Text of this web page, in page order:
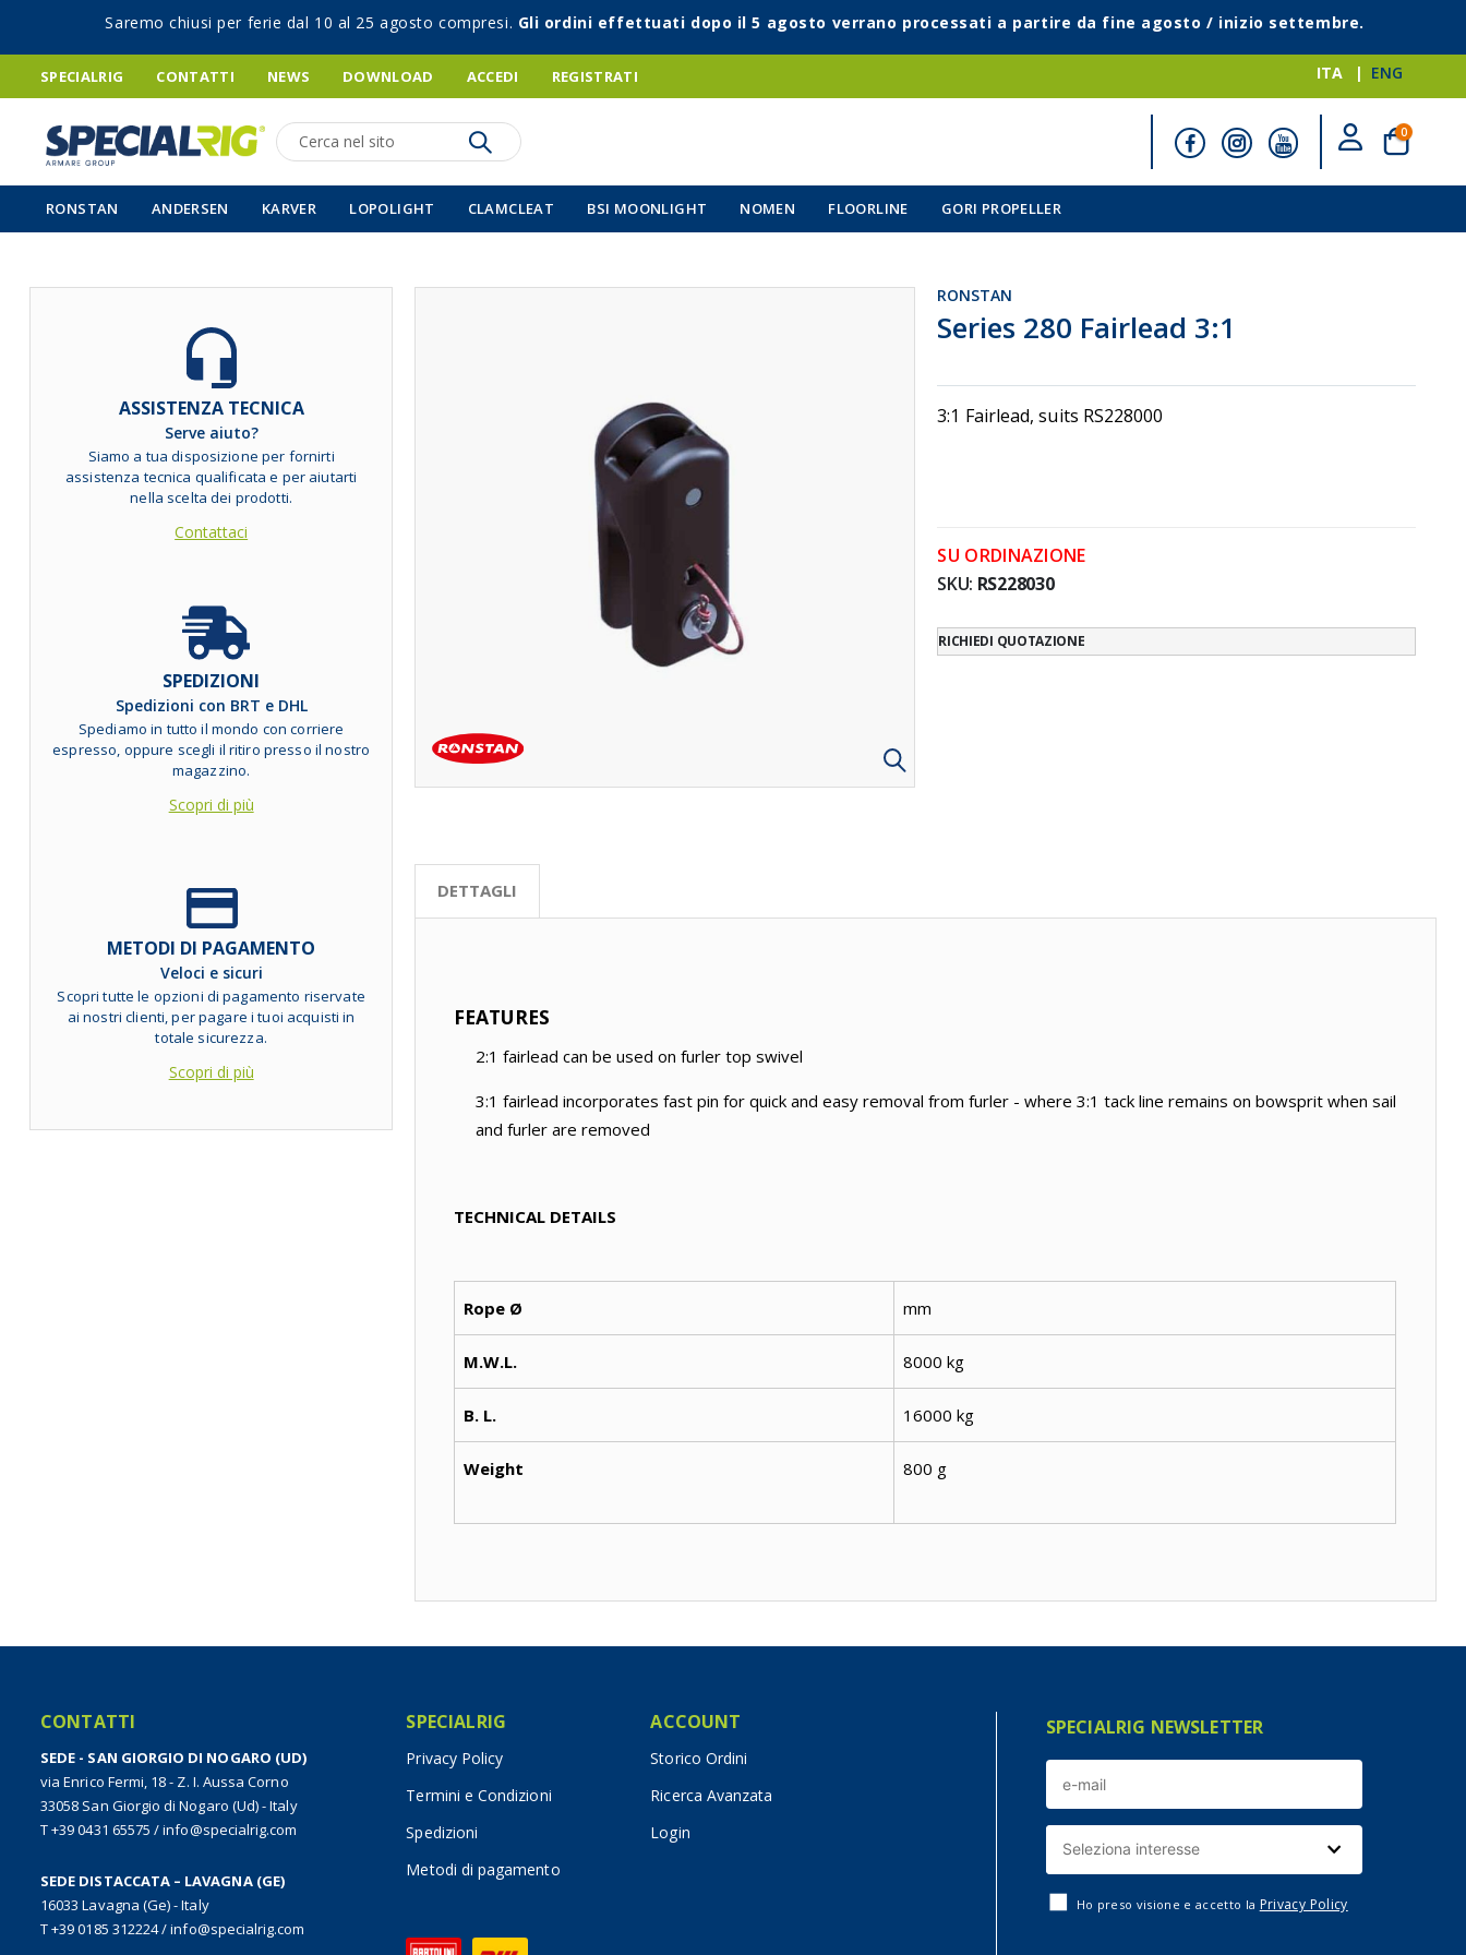
Saremo chiusi per ferie dal 10 al 25 agosto compresi. Gli ordini effettuati dopo il 5 agosto verrano processati a partire da fine agosto / inizio settembre.
ITA ENG
SPECIALRIG CONTATTI NEWS DOWNLOAD ACCEDI REGISTRATI
Ricerca
Cart
0elementi
RONSTAN ANDERSEN KARVER LOPOLIGHT CLAMCLEAT BSI MOONLIGHT NOMEN FLOORLINE GORI PROPELLER
all'inizio
immagini
RONSTAN
Series 280 Fairlead 3:1
3:1 Fairlead, suits RS228000
RICHIEDI QUOTAZIONE
SU ORDINAZIONE
SKU RS228030
DETTAGLI
FEATURES
2:1 fairlead can be used on furler top swivel
3:1 fairlead incorporates fast pin for quick and easy removal from furler - where 3:1 tack line remains on bowsprit when sail
and furler are removed
TECHNICAL DETAILS
Rope Ø mm
M.W.L. 8000 kg
B. L. 16000 kg
Weight 800 g
ASSISTENZA TECNICA
Serve aiuto?
Siamo a tua disposizione per fornirti
assistenza tecnica qualificata e per aiutarti
nella scelta dei prodotti.
Contattaci
SPEDIZIONI
Spedizioni con BRT e DHL
Spediamo in tutto il mondo con corriere
espresso, oppure scegli il ritiro presso il nostro
magazzino.
Scopri di più
METODI DI PAGAMENTO
Veloci e sicuri
Scopri tutte le opzioni di pagamento riservate
ai nostri clienti, per pagare i tuoi acquisti in
totale sicurezza.
Scopri di più
CONTATTI
SEDE - SAN GIORGIO DI NOGARO (UD)
via Enrico Fermi, 18 - Z. I. Aussa Corno
33058 San Giorgio di Nogaro (Ud) - Italy
T +39 0431 65575 /info@specialrig.com
SEDE DISTACCATA – LAVAGNA (GE)
16033 Lavagna (Ge) - Italy
T +39 0185 312224/info@specialrig.com
SPECIALRIG
Privacy Policy
Termini e Condizioni
Spedizioni
Metodi di pagamento
ACCOUNT
Storico Ordini
Ricerca Avanzata
Login
SPECIALRIG NEWSLETTER
Ho preso visione e accetto la Privacy Policy